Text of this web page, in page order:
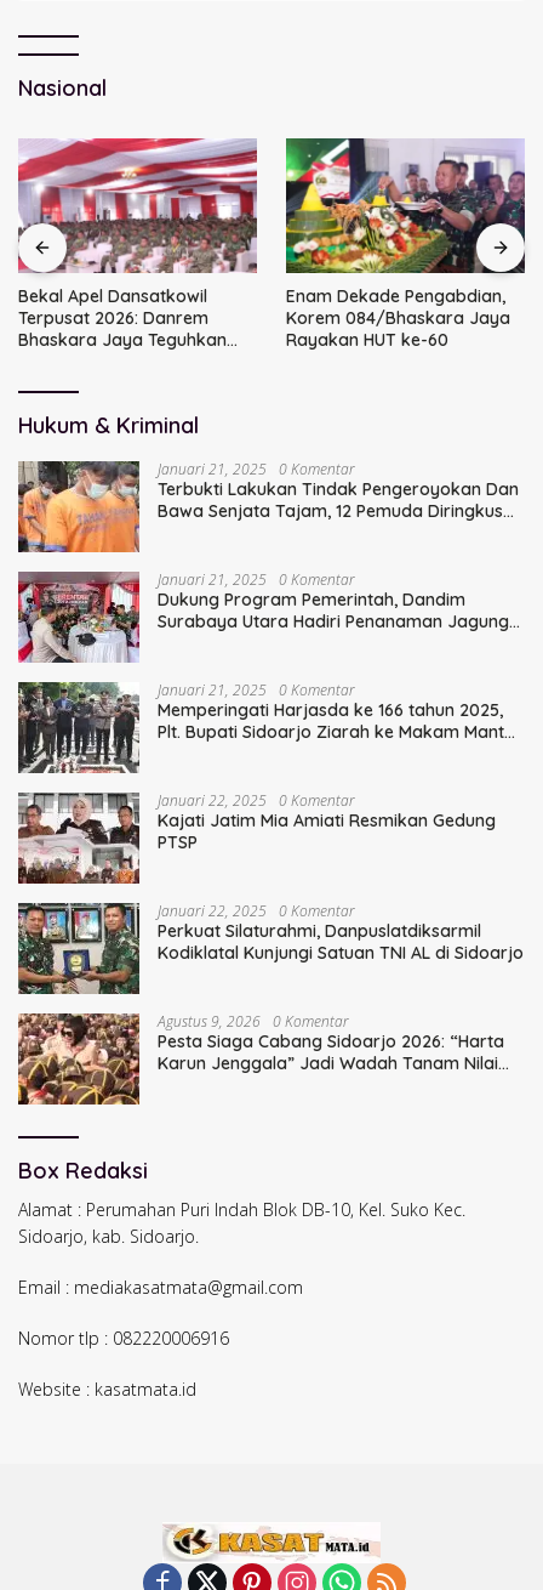
Nasional
Bekal Apel Dansatkowil
Terpusat 2026: Danrem
Bhaskara Jaya Teguhkan
Enam Dekade Pengabdian,
Korem 084/Bhaskara Jaya
Rayakan HUT ke-60
Hukum & Kriminal
Januari 21, 2025 0 Komentar
Terbukti Lakukan Tindak Pengeroyokan Dan
Bawa Senjata Tajam, 12 Pemuda Diringkus
Januari 21, 2025 0 Komentar
Dukung Program Pemerintah, Dandim
Surabaya Utara Hadiri Penanaman Jagung
Januari 21, 2025 0 Komentar
Memperingati Harjasda ke 166 tahun 2025,
Plt. Bupati Sidoarjo Ziarah ke Makam Mantan
Januari 22, 2025 0 Komentar
Kajati Jatim Mia Amiati Resmikan Gedung
PTSP
Januari 22, 2025 0 Komentar
Perkuat Silaturahmi, Danpuslatdiksarmil
Kodiklatal Kunjungi Satuan TNI AL di Sidoarjo
Agustus 9, 2026 0 Komentar
Pesta Siaga Cabang Sidoarjo 2026: “Harta
Karun Jenggala” Jadi Wadah Tanam Nilai
Box Redaksi
Alamat : Perumahan Puri Indah Blok DB-10, Kel. Suko Kec.
Sidoarjo, kab. Sidoarjo.
Email : mediakasatmata@gmail.com
Nomor tlp : 082220006916
Website : kasatmata.id